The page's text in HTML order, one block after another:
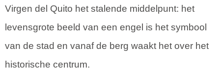
Virgen del Quito het stalende middelpunt: het
levensgrote beeld van een engel is het symbool
van de stad en vanaf de berg waakt het over het
historische centrum.